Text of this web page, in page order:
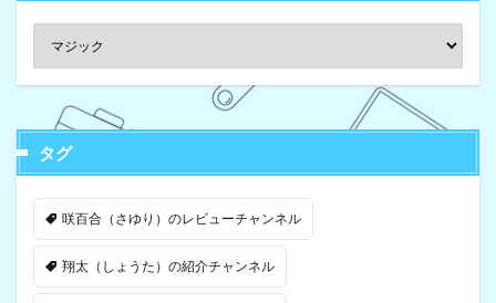
タグ
咲百合（さゆり）のレビューチャンネル
翔太（しょうた）の紹介チャンネル